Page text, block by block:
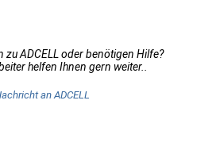
zu ADCELL oder benötigen Hilfe?
helfen Ihnen gern weiter..
an ADCELL